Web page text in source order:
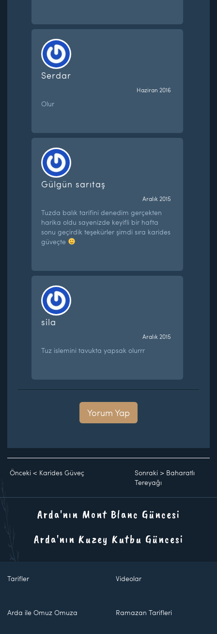
Serdar
Haziran 2016
Olur
Gülgün sarıtaş
Aralık 2015
Tuzda balık tarifini denedim gerçekten
harika oldu sayenizde keyifli bir hafta
sonu geçirdik teşekürler şimdi sıra karides
güveçte
sila
Aralık 2015
Tuz islemini tavukta yapsak olurrr
Yorum Yap
Önceki < Karides Güveç Sonraki > Baharatlı
Tereyağı
Arda'nın Mont Blanc Güncesi
Arda'nın Kuzey Kutbu Güncesi
Tarifler Videolar
Arda ile Omuz Omuza Ramazan Tarifleri